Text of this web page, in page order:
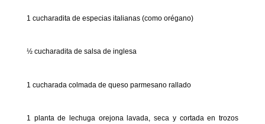
1 cucharadita de especias italianas (como orégano)
½ cucharadita de salsa de inglesa
1 cucharada colmada de queso parmesano rallado
1 planta de lechuga orejona lavada, seca y cortada en trozos